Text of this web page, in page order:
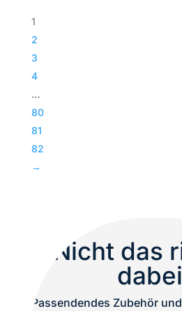
1
2
3
4
…
80
81
82
→
Nicht das
Passendendes Zubehör